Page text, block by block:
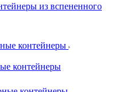
из вспененного
контейнеры
контейнеры